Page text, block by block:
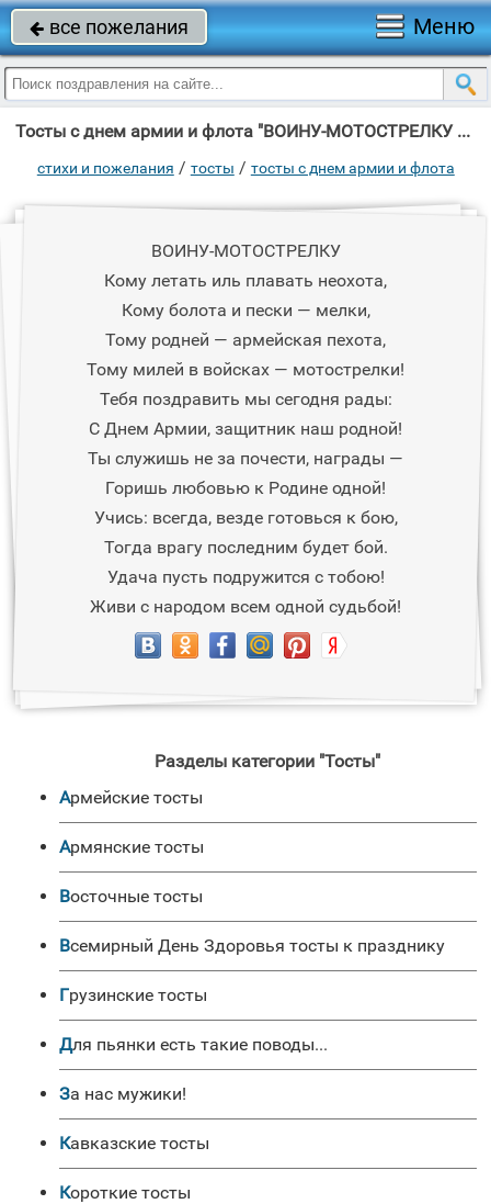
 все пожелания Меню
Тосты с днем армии и флота "ВОИНУ-МОТОСТРЕЛКУ Кому летать иль плавать неохота, Кому болота и пески —"
стихи и пожелания / тосты / тосты с днем армии и флота
ВОИНУ-МОТОСТРЕЛКУ
Кому летать иль плавать неохота,
Кому болота и пески — мелки,
Тому родней — армейская пехота,
Тому милей в войсках — мотострелки!
Тебя поздравить мы сегодня рады:
С Днем Армии, защитник наш родной!
Ты служишь не за почести, награды —
Горишь любовью к Родине одной!
Учись: всегда, везде готовься к бою,
Тогда врагу последним будет бой.
Удача пусть подружится с тобою!
Живи с народом всем одной судьбой!
Разделы категории "Тосты"
Армейские тосты
Армянские тосты
Восточные тосты
Всемирный День Здоровья тосты к празднику
Грузинские тосты
Для пьянки есть такие поводы...
За нас мужики!
Кавказские тосты
Короткие тосты